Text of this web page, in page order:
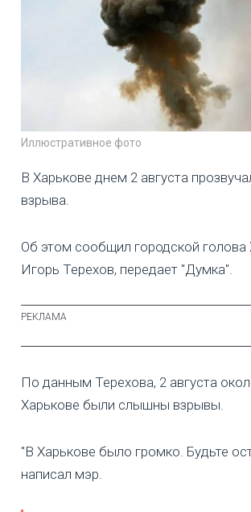
Иллюстративное фото
В Харькове днем 2 августа
взрыва.
Об этом сообщил городской голова
Игорь Терехов, передает "Думка".
По данным Терехова, 2 августа
Харькове были слышны взрывы.
"В Харькове было громко. Будьте
написал мэр.